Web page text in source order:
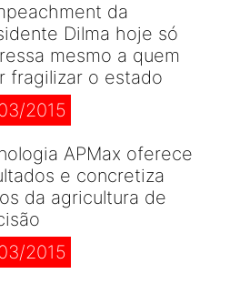
da
Dilma hoje só
mesmo a quem
fragilizar o estado
2015
APMax oferece
e concretiza
da agricultura de
2015